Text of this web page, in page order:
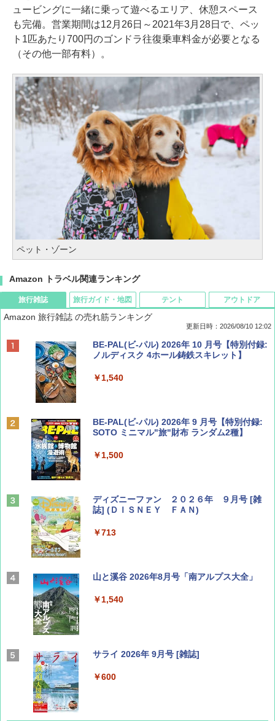
ュービングに一緒に乗って遊べるエリア、休憩スペース
も完備。営業期間は12月26日～2021年3月28日で、ペッ
ト1匹あたり700円のゴンドラ往復乗車料金が必要となる
（その他一部有料）。
ペット・ゾーン
Amazon トラベル関連ランキング
旅行雑誌
Amazon 旅行雑誌 の売れ筋ランキング
更新日時：2026/08/10 12:02
BE-PAL(ビ-パル) 2026年 10 月号【特別付録:
ノルディスク 4ホール鋳鉄スキレット】
￥1,540
BE-PAL(ビ-パル) 2026年 9 月号【特別付録:
SOTO ミニマル"旅"財布 ランダム2種】
￥1,500
ディズニーファン ２０２６年 ９月号 [雑
誌] (ＤＩＳＮＥＹ ＦＡＮ)
￥713
山と溪谷 2026年8月号「南アルプス大全」
￥1,540
サライ 2026年 9月号 [雑誌]
￥600
旅行ガイド・地図 テント アウトドア